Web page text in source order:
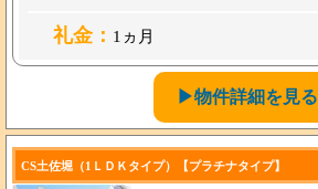
礼金： 1ヵ月
▶物件詳細を見る
CS土佐堀（1ＬＤＫタイプ）【プラチナタイプ】